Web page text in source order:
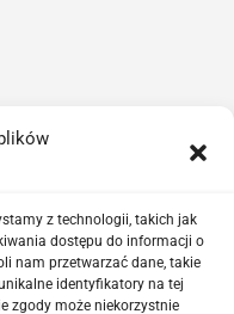
z technologii, takich jak
dostępu do informacji o
nam przetwarzać dane, takie
identyfikatory na tej
zgody może niekorzystnie